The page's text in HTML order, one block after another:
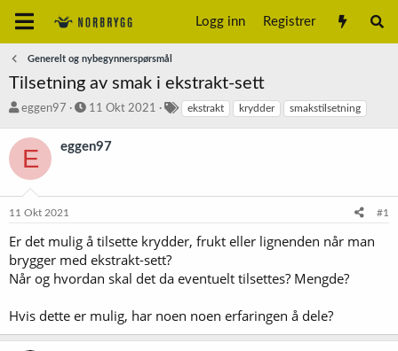
Logg inn Registrer
Generelt og nybegynnerspørsmål
Tilsetning av smak i ekstrakt-sett
T
å
s
r
eggen97
S
r
o
11 Okt 2021 ekstrakt krydder smakstilsetning
E eggen97
11 Okt 2021 #1
Er det mulig å tilsette krydder, frukt eller lignenden når man
brygger med ekstrakt-sett?
Når og hvordan skal det da eventuelt tilsettes? Mengde?
Hvis dette er mulig, har noen noen erfaringen å dele?